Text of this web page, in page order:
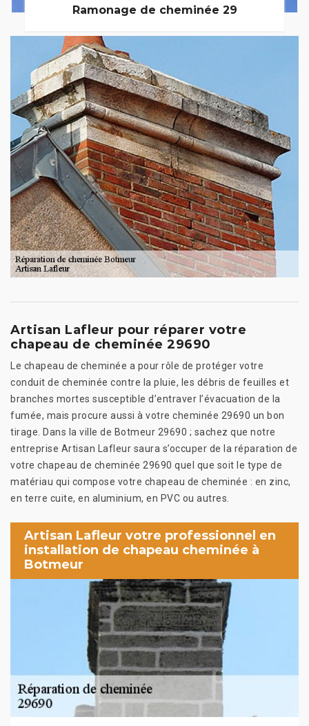
Ramonage de cheminée 29
Artisan Lafleur pour réparer votre
chapeau de cheminée 29690
Le chapeau de cheminée a pour rôle de protéger votre
conduit de cheminée contre la pluie, les débris de feuilles et
branches mortes susceptible d’entraver l’évacuation de la
fumée, mais procure aussi à votre cheminée 29690 un bon
tirage. Dans la ville de Botmeur 29690 ; sachez que notre
entreprise Artisan Lafleur saura s’occuper de la réparation de
votre chapeau de cheminée 29690 quel que soit le type de
matériau qui compose votre chapeau de cheminée : en zinc,
en terre cuite, en aluminium, en PVC ou autres.
Artisan Lafleur votre professionnel en
installation de chapeau cheminée à
Botmeur